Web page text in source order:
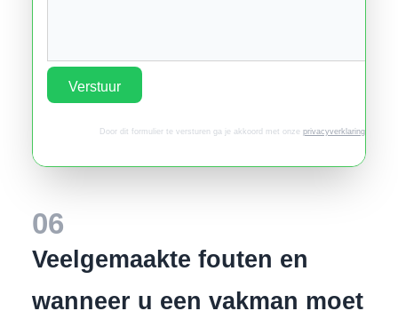
Verstuur
Door dit formulier te versturen ga je akkoord met onze privacyverklaring.
06
Veelgemaakte fouten en
wanneer u een vakman moet